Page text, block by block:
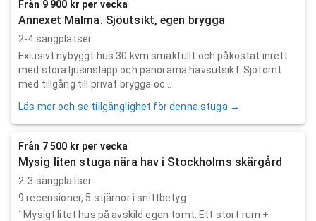
Från 9 900 kr per vecka
Annexet Malma. Sjöutsikt, egen brygga
2-4 sängplatser
Exlusivt nybyggt hus 30 kvm smakfullt och påkostat inrett
med stora ljusinsläpp och panorama havsutsikt. Sjötomt
med tillgång till privat brygga oc...
Läs mer och se tillgänglighet för denna stuga →
Från 7 500 kr per vecka
Mysig liten stuga nära hav i Stockholms skärgård
2-3 sängplatser
9 recensioner, 5 stjärnor i snittbetyg
´ Mysigt litet hus på avskild egen tomt. Ett stort rum +